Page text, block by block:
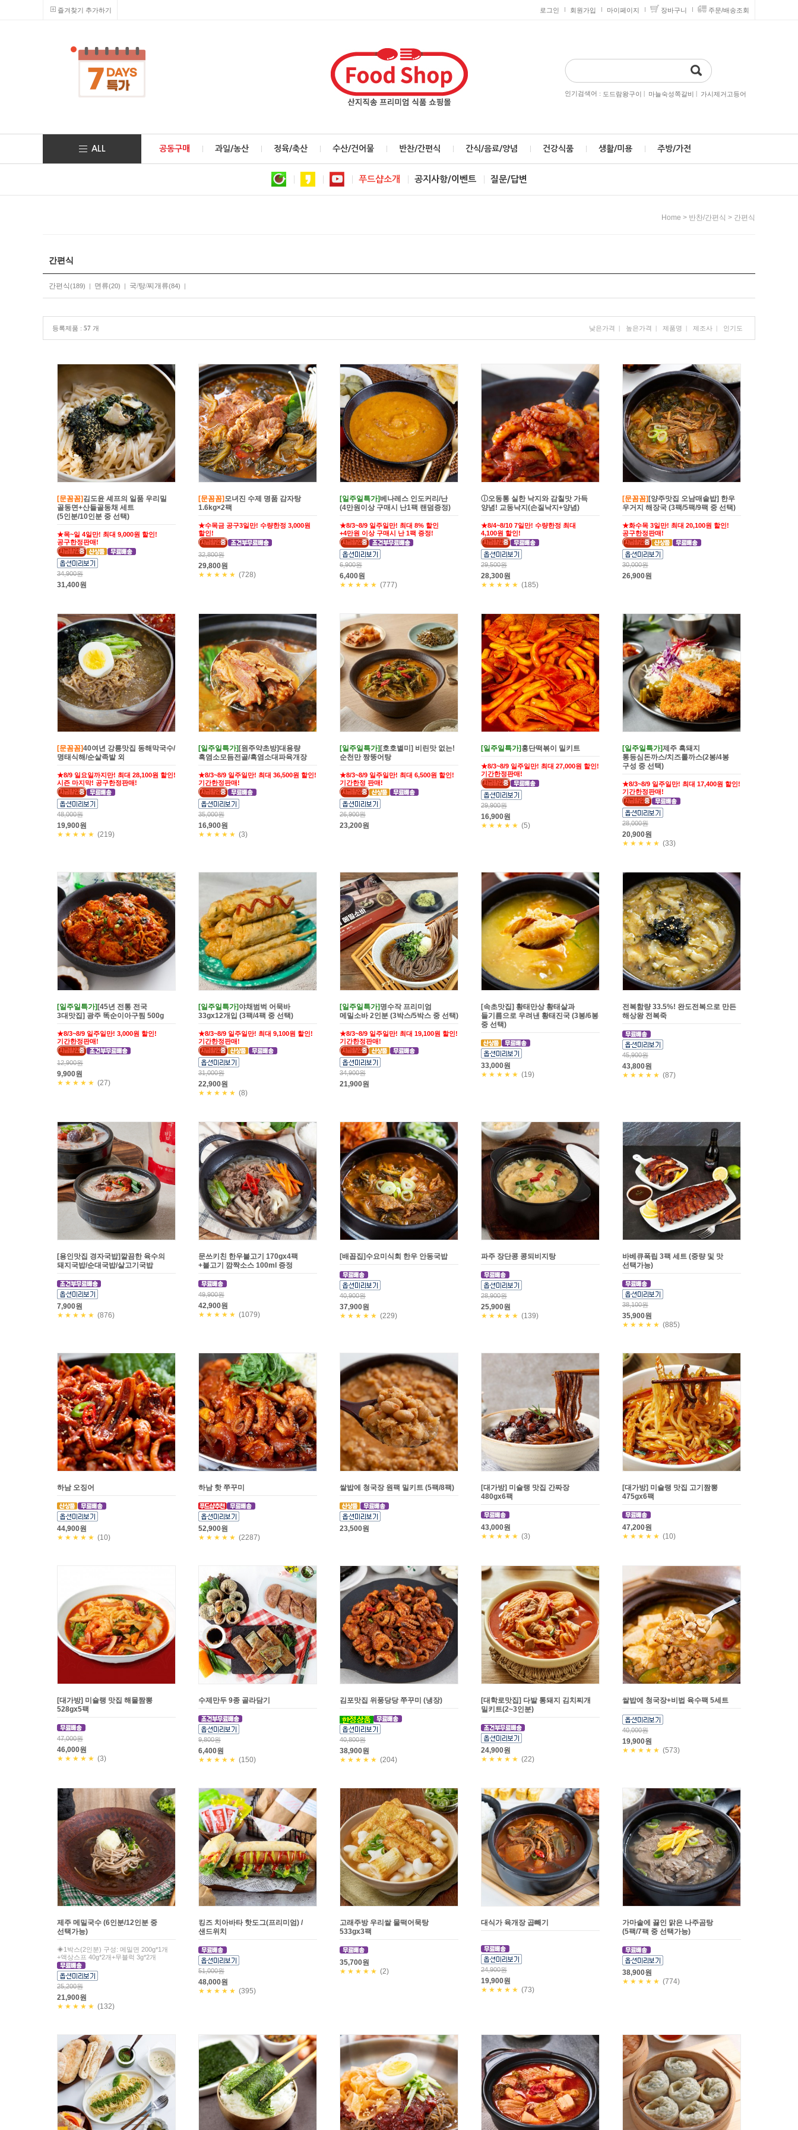
즐겨찾기 추가하기 로그인 회원가입 마이페이지 장바구니 주문/배송조회
인기검색어 : 도드람왕구이 | 마늘숙성쪽갈비 | 가시제거고등어
ALL 공동구매 과일/농산 정육/축산 수산/건어물 반찬/간편식 간식/음료/양념 건강식품 생활/미용 주방/가전
푸드샵소개 공지사항/이벤트 질문/답변
Home > 반찬/간편식 > 간편식
간편식
간편식(189) 면류(20) 국/탕/찌개류(84)
등록제품 : 57 개 낮은가격 높은가격 제품명 제조사 인기도
[문꼼꼼] 김도윤 셰프의 일품 우리밀
골동면+산들골동채 세트
(5인분/10인분 중 선택)
★목~일 4일만! 최대 9,000원 할인!
공구한정판매!
34,900원
31,400원
[문꼼꼼] 모녀진 수제 명품 감자탕
1.6kg×2팩
★수목금 공구3일만! 수량한정 3,000원
할인!
32,800원
29,800원
★★★★★ (728)
[일주일특가]베나레스 인도커리/난
(4만원이상 구매시 난1팩 랜덤증정)
★8/3~8/9 일주일만! 최대 8% 할인
+4만원 이상 구매시 난 1팩 증정!
6,900원
6,400원
★★★★★ (777)
ⓘ오동통 실한 낙지와 감칠맛 가득
양념! 교동낙지(손질낙지+양념)
★8/4~8/10 7일만! 수량한정 최대
4,100원 할인!
29,500원
28,300원
★★★★★ (185)
[문꼼꼼] [양주맛집 오남매솥밥] 한우
우거지 해장국 (3팩/5팩/9팩 중 선택)
★화수목 3일만! 최대 20,100원 할인!
공구한정판매!
30,000원
26,900원
[문꼼꼼]40여년 강릉맛집 동해막국수/
명태식해/순살족발 외
★8/9 일요일까지만! 최대 28,100원 할인!
시즌 마지막! 공구한정판매!
48,000원
19,900원
★★★★★ (219)
[일주일특가] [원주약초방]대용량
흑염소모듬전골/흑염소대파육개장
★8/3~8/9 일주일만! 최대 36,500원 할인!
기간한정판매!
35,000원
16,900원
★★★★★ (3)
[일주일특가] [호호별미] 비린맛 없는!
순천만 짱뚱어탕
★8/3~8/9 일주일만! 최대 6,500원 할인!
기간한정 판매!
26,900원
23,200원
[일주일특가] 홍단떡볶이 밀키트
★8/3~8/9 일주일만! 최대 27,000원 할인!
기간한정판매!
29,900원
16,900원
★★★★★ (5)
[일주일특가]제주 흑돼지
통등심돈까스/치즈롤까스(2봉/4봉
구성 중 선택)
★8/3~8/9 일주일만! 최대 17,400원 할인!
기간한정판매!
28,000원
20,900원
★★★★★ (33)
[일주일특가] [45년 전통 전국
3대맛집] 광주 똑순이아구찜 500g
★8/3~8/9 일주일만! 3,000원 할인!
기간한정판매!
12,900원
9,900원
★★★★★ (27)
[일주일특가] 야채범벅 어묵바
33gx12개입 (3팩/4팩 중 선택)
★8/3~8/9 일주일만! 최대 9,100원 할인!
기간한정판매!
31,000원
22,900원
★★★★★ (8)
[일주일특가] 명수작 프리미엄
메밀소바 2인분 (3박스/5박스 중 선택)
★8/3~8/9 일주일만! 최대 19,100원 할인!
기간한정판매!
34,900원
21,900원
[속초맛집] 황태만상 황태살과
들기름으로 우려낸 황태진국 (3봉/6봉
중 선택)
33,000원
★★★★★ (19)
전복함량 33.5%! 완도전복으로 만든
해상왕 전복죽
45,900원
43,800원
★★★★★ (87)
[용인맛집 경자국밥]깔끔한 육수의
돼지국밥/순대국밥/살고기국밥
7,900원
★★★★★ (876)
문쓰키친 한우불고기 170gx4팩
+불고기 깜짝소스 100ml 증정
49,900원
42,900원
★★★★★ (1079)
[배꼽집]수요미식회 한우 안동국밥
40,900원
37,900원
★★★★★ (229)
파주 장단콩 콩되비지탕
28,900원
25,900원
★★★★★ (139)
바베큐폭립 3팩 세트 (중량 및 맛
선택가능)
38,100원
35,900원
★★★★★ (885)
하남 오징어
44,900원
★★★★★ (10)
하남 핫 쭈꾸미
52,900원
★★★★★ (2287)
쌀밥에 청국장 원팩 밀키트 (5팩/8팩)
23,500원
[대가방] 미슐랭 맛집 간짜장
480gx6팩
43,000원
★★★★★ (3)
[대가방] 미슐랭 맛집 고기짬뽕
475gx6팩
47,200원
★★★★★ (10)
[대가방] 미슐랭 맛집 해물짬뽕
528gx5팩
47,000원
46,000원
★★★★★ (3)
수제만두 9종 골라담기
9,800원
6,400원
★★★★★ (150)
김포맛집 위풍당당 쭈꾸미 (냉장)
40,800원
38,900원
★★★★★ (204)
[대학로맛집] 다발 통돼지 김치찌개
밀키트(2~3인분)
24,900원
★★★★★ (22)
쌀밥에 청국장+비법 육수팩 5세트
40,000원
19,900원
★★★★★ (573)
제주 메밀국수 (6인분/12인분 중
선택가능)
◈1박스(2인분) 구성: 메밀면 200g*1개
+액상스프 40g*2개+무블럭 3g*2개
25,200원
21,900원
★★★★★ (132)
킹즈 치아바타 핫도그(프리미엄) /
샌드위치
51,000원
48,000원
★★★★★ (395)
고래주방 우리쌀 물떡어묵탕
533gx3팩
35,700원
★★★★★ (2)
대식가 육개장 곱빼기
24,900원
19,900원
★★★★★ (73)
가마솥에 끓인 맑은 나주곰탕
(5팩/7팩 중 선택가능)
38,900원
★★★★★ (774)